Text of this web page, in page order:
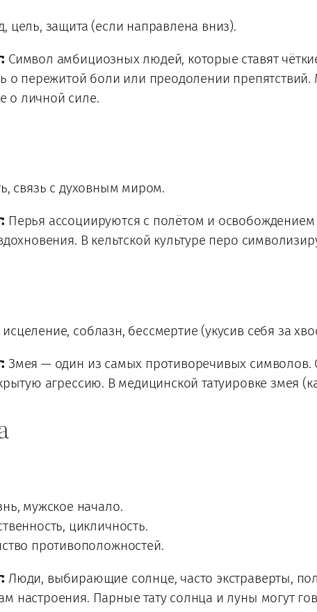
цель, защита (если направлена вниз).
Символ амбициозных людей, которые ставят
о пережитой боли или преодолении
о личной силе.
связь с духовным миром.
Перья ассоциируются с полётом и
В кельтской культуре перо
соблазн, бессмертие (укусив себя за
Змея — один из самых противоречивых символов.
агрессию. В медицинской татуировке змея
мужское начало.
цикличность.
противоположностей.
Люди, выбирающие солнце, часто экстраверты,
настроения. Парные тату солнца и луны могут